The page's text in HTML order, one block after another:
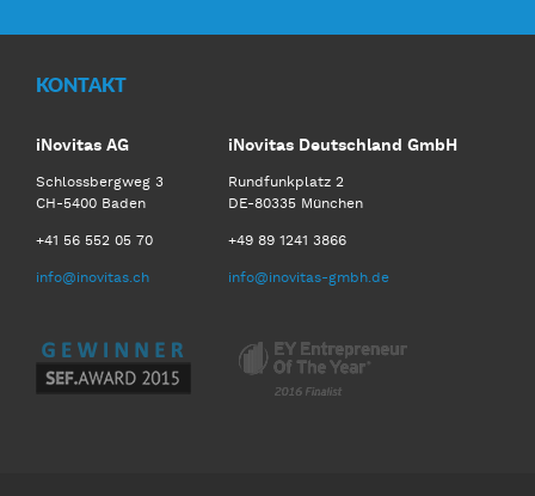
KONTAKT
iNovitas AG
Schlossbergweg 3
CH-5400 Baden
+41 56 552 05 70
info@inovitas.ch
iNovitas Deutschland GmbH
Rundfunkplatz 2
DE-80335 München
+49 89 1241 3866
info@inovitas-gmbh.de